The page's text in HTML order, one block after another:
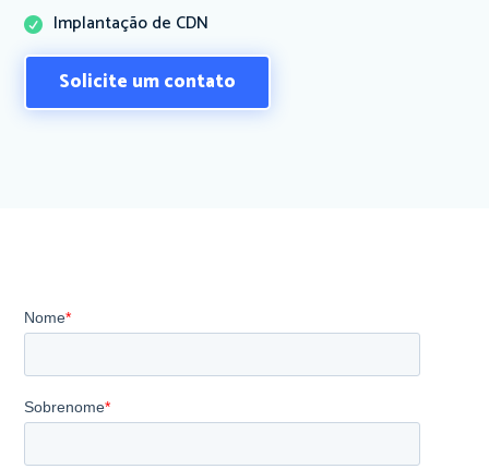
 Implantação de CDN
Solicite um contato